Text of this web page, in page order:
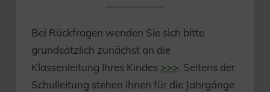
Bei Rückfragen wenden Sie sich bitte
grundsätzlich zunächst an die
Klassenleitung Ihres Kindes >>>. Seitens der
Schulleitung stehen Ihnen für die Jahrgänge